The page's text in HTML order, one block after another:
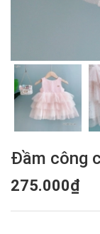
Đầm công
275.000₫